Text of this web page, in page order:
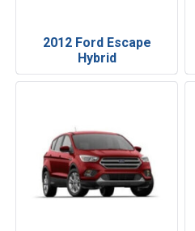
2012 Ford Escape
Hybrid